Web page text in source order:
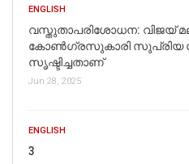
ENGLISH
വസ്തുതാപരിശോധന: വിജയ്
കോൺഗ്രസുകാരി സുപ്രിയ
സൃഷ്ടിച്ചതാണ്
Jun 28, 2025
ENGLISH
3